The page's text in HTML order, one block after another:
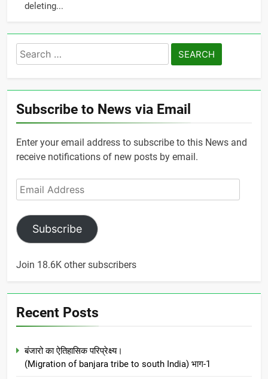
deleting...
Search
for:
Subscribe to News via Email
Enter your email address to subscribe to this News and
receive notifications of new posts by email.
Email
Address
Subscribe
Join 18.6K other subscribers
Recent Posts
बंजारो का ऐतिहासिक परिप्रेक्ष्य।
(Migration of banjara tribe to south India) भाग-1